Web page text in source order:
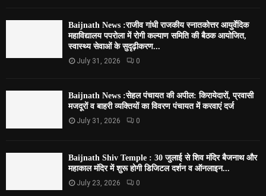
Baijnath News :राजीव गांधी राजकीय स्नातकोत्तर आयुर्वेदिक
महाविद्यालय पपरोला में रोगी कल्याण समिति की बैठक आयोजित,
स्वास्थ्य सेवाओं के सुदृढ़ीकरण...
July 31, 2026 0
Baijnath News :सेहल पंचायत की अपील: किरायेदारों, प्रवासी
मजदूरों व बाहरी व्यक्तियों का विवरण पंचायत में करवाएं दर्ज
July 31, 2026 0
Baijnath Shiv Temple : 30 जुलाई से शिव मंदिर बैजनाथ और
महाकाल मंदिर में शुरू होगी डिजिटल दर्शन व ऑनलाइन...
July 23, 2026 0